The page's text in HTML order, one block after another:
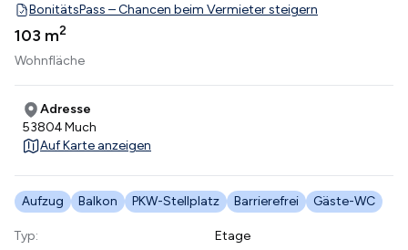
BonitätsPass – Chancen beim Vermieter steigern
103 m2
Wohnfläche
Adresse
53804 Much
Auf Karte anzeigen
Aufzug Balkon PKW-Stellplatz Barrierefrei Gäste-WC
Typ:
Etage